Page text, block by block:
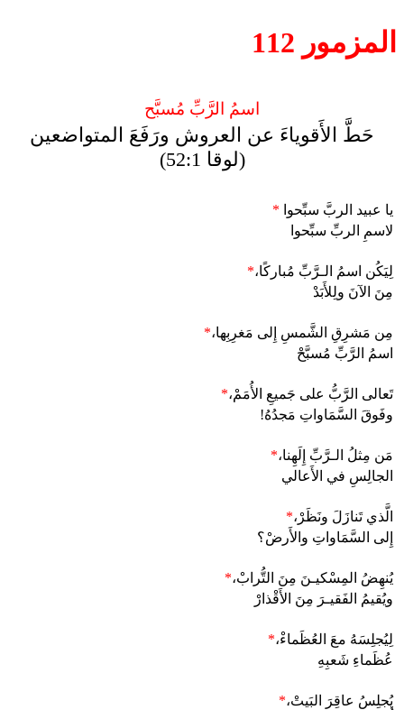
المزمور 112
اسمُ الرَّبِّ مُسبَّح
حَطَّ الأَقوياءَ عن العروش ورَفَعَ المتواضعين
(لوقا 52:1)
يا عبيد الربَّ سبِّحوا *
لاسمِ الربِّ سبِّحوا
لِيَكُن اسمُ الـرَّبِّ مُباركًا،*
مِنَ الآنَ ولِلأَبَدْ
مِن مَشرِقِ الشَّمسِ إِلى مَغرِبِها،*
اسمُ الرَّبِّ مُسبَّحْ
تَعالى الرَّبُّ على جَميعِ الأُمَمْ،*
وفَوقَ السَّمَاواتِ مَجدُهُ!
مَن مِثلُ الـرَّبِّ إِلَهِنا،*
الجالِسِ في الأَعالي
الَّذي تَنازَلَ ونَظَرْ،*
إِلى السَّمَاواتِ والأَرضْ؟
يُنهِضُ المِسْكيـنَ مِنَ التُّرابْ،*
ويُقيمُ الفَقيـرَ مِنَ الأَقْذارْ
لِيُجلِسَهُ معَ العُظَماءْ،*
عُظَماءِ شَعبِهِ
يُجلِسُ عاقِرَ البَيتْ،*